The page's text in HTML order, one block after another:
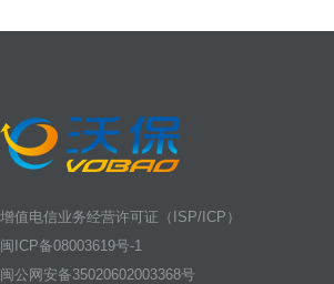
增值电信业务经营许可证（ISP/ICP）
闽ICP备08003619号-1
闽公网安备35020602003368号